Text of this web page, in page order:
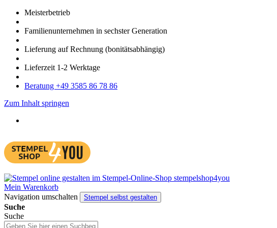
Meister­betrieb
Familien­unter­nehmen in sechster Gene­ration
Lieferung auf Rech­nung (bonitätsabhängig)
Liefer­zeit 1-2 Werk­tage
Bera­tung +49 3585 86 78 86
Zum Inhalt springen
Mein Warenkorb
Navigation umschalten
Stempel selbst gestalten
Suche
Suche